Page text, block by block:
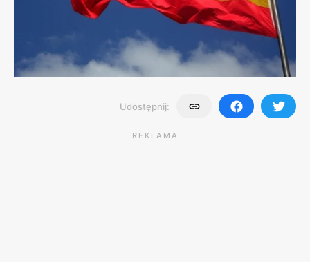
Udostępnij:
REKLAMA